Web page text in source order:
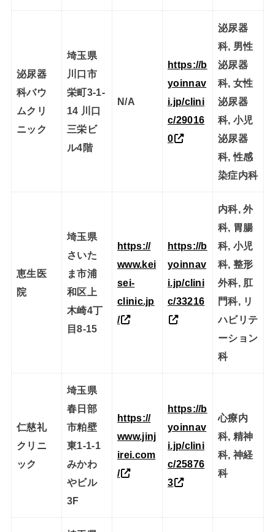
泌尿器
科バウ
ムクリ
ニック
埼玉県
川口市
栄町3-1-
14 川口
三栄ビ
ル4階
N/A
https://b
yoinnav
i.jp/clini
c/29016
0
泌尿器
科, 男性
泌尿器
科, 女性
泌尿器
科, 小児
泌尿器
科, 性感
染症内科
恵生医
院
埼玉県
さいた
ま市浦
和区上
木崎4丁
目8-15
https://
www.kei
sei-
clinic.jp
/
https://b
yoinnav
i.jp/clini
c/33216
内科, 外
科, 胃腸
科, 小児
科, 整形
外科, 肛
門科, リ
ハビリテ
ーション
科
仁慈礼
クリニ
ック
埼玉県
春日部
市粕壁
東1-1-1
みかわ
やビル
3F
https://
www.jinj
irei.com
/
https://b
yoinnav
i.jp/clini
c/25876
3
心療内
科, 精神
科, 神経
科